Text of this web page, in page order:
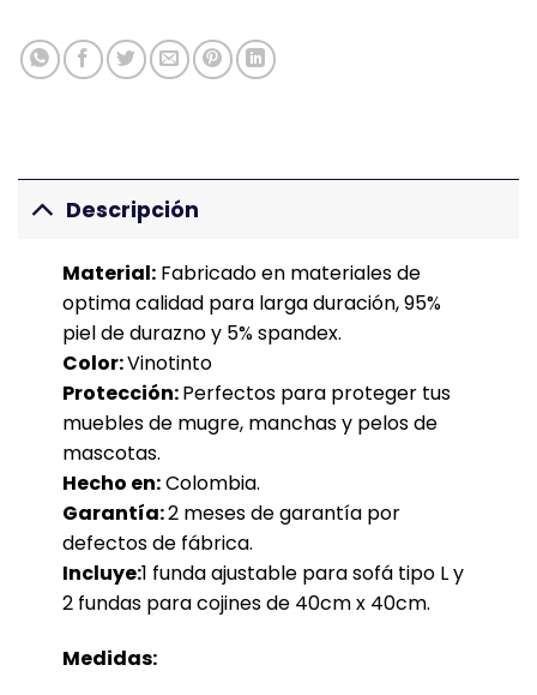
Descripción
Material:Fabricado en materiales de
optima calidad para larga duración, 95%
piel de durazno y 5% spandex.
Color:Vinotinto
Protección:Perfectos para proteger tus
muebles de mugre, manchas y pelos de
mascotas.
Hecho en:Colombia.
Garantía:2 meses de garantía por
defectos de fábrica.
Incluye:1 funda ajustable para sofá tipo L y
2 fundas para cojines de 40cm x 40cm.
Medidas: